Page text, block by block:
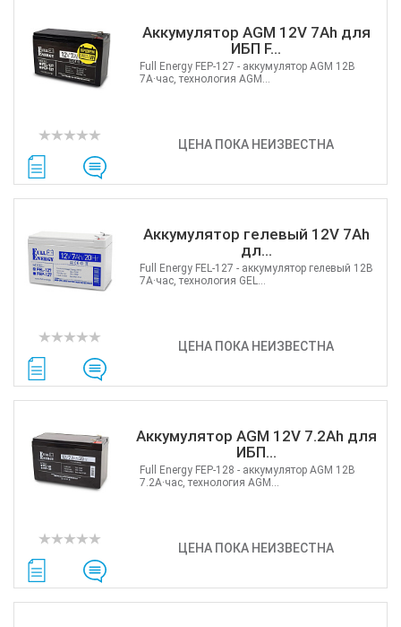
Аккумулятор AGM 12V 7Ah для
ИБП F...
ЦЕНА ПОКА НЕИЗВЕСТНА
Full Energy FEP-127 - аккумулятор AGM 12В
7А·час, технология AGM...
Аккумулятор гелевый 12V 7Ah
дл...
ЦЕНА ПОКА НЕИЗВЕСТНА
Full Energy FEL-127 - аккумулятор гелевый 12В
7А·час, технология GEL...
Аккумулятор AGM 12V 7.2Ah для
ИБП...
ЦЕНА ПОКА НЕИЗВЕСТНА
Full Energy FEP-128 - аккумулятор AGM 12В
7.2А·час, технология AGM...